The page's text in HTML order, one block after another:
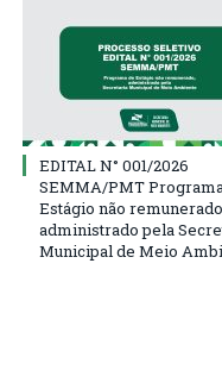
EDITAL N° 001/2026
SEMMA/PMT
Estágio não
administrado pela
Municipal de Meio